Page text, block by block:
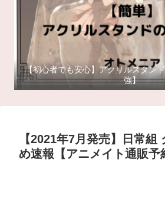
【初心者でも安心】アクリルスタン
強】
【2021年7月発売】日常組
め速報【アニメイト通販予